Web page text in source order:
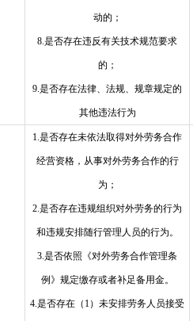
动的；
8.是否存在违反有关技术规范要求
的；
9.是否存在法律、法规、规章规定的
其他违法行为
1.是否存在未依法取得对外劳务合作
经营资格，从事对外劳务合作的行
为；
2.是否存在违规组织对外劳务的行为
和违规安排随行管理人员的行为。
3.是否依照《对外劳务合作管理条
例》规定缴存或者补足备用金。
4.是否存在（1）未安排劳务人员接受